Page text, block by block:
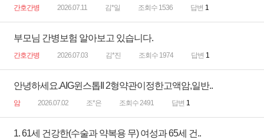
간호간병 2026.07.11 김*일 조회수 1536 답변 1
부모님 간병보험 알아보고 있습니다.
간호간병 2026.07.03 김*진 조회수 1974 답변 1
안녕하세요.AIG윈스톱II 2형약관이정한고액암,일반..
암 2026.07.02 조*은 조회수 2491 답변 1
1. 61세 건강한(수술과 약복용 무) 여성과 65세 건..